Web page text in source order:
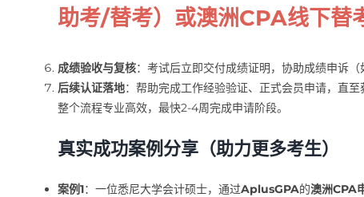
助考/替考）或澳洲CPA线下替
成绩验收与复核：考试后立即交付成绩证明，协助成绩申诉（
后续认证落地：帮助完成工作经验验证、正式会员申请，直至
整个流程专业高效，最快2-4周完成申请阶段。
真实成功案例分享（助力更多考生）
案例1：一位悉尼大学会计硕士，通过AplusGPA的澳洲CPA